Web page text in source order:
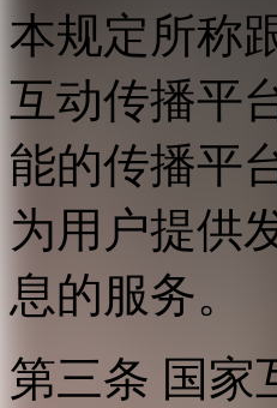
本规定所称
互动传播平
能的传播平
为用户提供
息的服务。
第三条 国家